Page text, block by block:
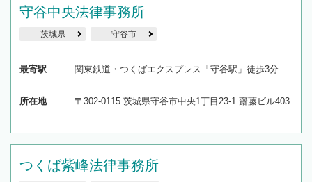
守谷中央法律事務所
茨城県 守谷市
最寄駅 関東鉄道・つくばエクスプレス「守谷駅」徒歩3分
所在地 〒302-0115 茨城県守谷市中央1丁目23-1 齋藤ビル403
つくば紫峰法律事務所